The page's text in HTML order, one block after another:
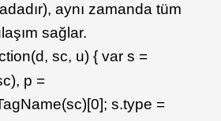
aynı zamanda tüm
sağlar.
sc, u) { var s =
p =
s.type =